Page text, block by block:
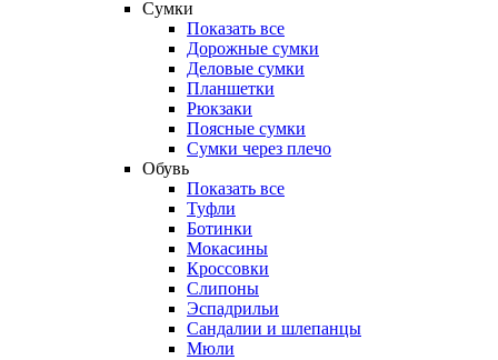
Сумки
Показать все
Дорожные сумки
Деловые сумки
Планшетки
Рюкзаки
Поясные сумки
Сумки через плечо
Обувь
Показать все
Туфли
Ботинки
Мокасины
Кроссовки
Слипоны
Эспадрильи
Сандалии и шлепанцы
Мюли